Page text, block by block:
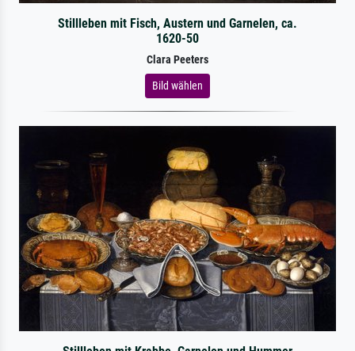
Stillleben mit Fisch, Austern und Garnelen, ca.
1620-50
Clara Peeters
Bild wählen